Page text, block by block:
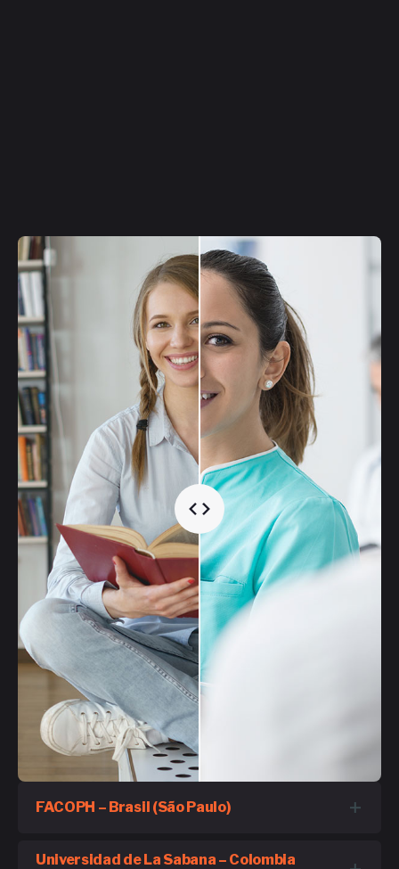
FACOPH – Brasil (São Paulo)
Universidad de La Sabana – Colombia